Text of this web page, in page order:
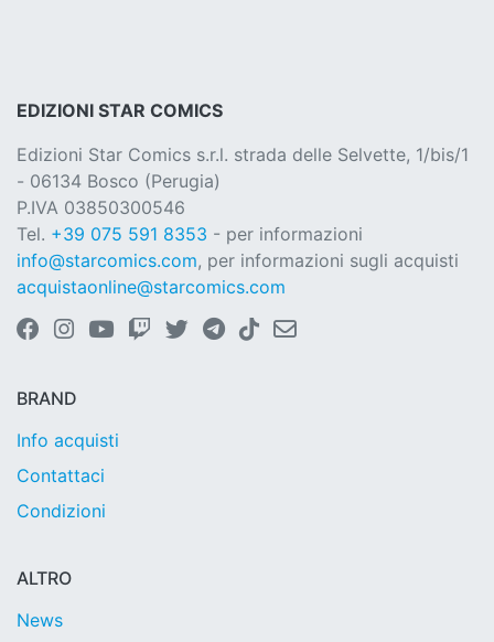
EDIZIONI STAR COMICS
Edizioni Star Comics s.r.l. strada delle Selvette, 1/bis/1
- 06134 Bosco (Perugia)
P.IVA 03850300546
Tel. +39 075 591 8353 - per informazioni
info@starcomics.com, per informazioni sugli acquisti
acquistaonline@starcomics.com
BRAND
Info acquisti
Contattaci
Condizioni
ALTRO
News